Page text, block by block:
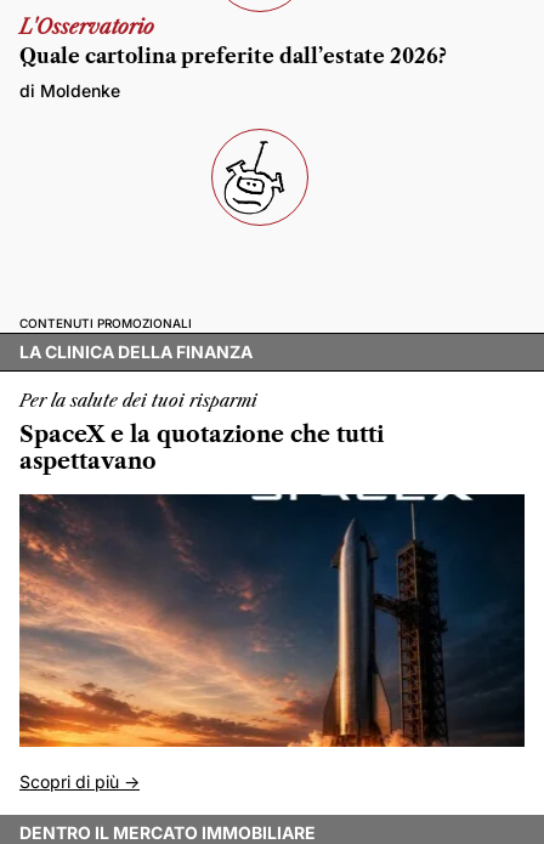
L'Osservatorio
Quale cartolina preferite dall’estate 2026?
di Moldenke
CONTENUTI PROMOZIONALI
LA CLINICA DELLA FINANZA
Per la salute dei tuoi risparmi
SpaceX e la quotazione che tutti
aspettavano
Scopri di più ->
DENTRO IL MERCATO IMMOBILIARE